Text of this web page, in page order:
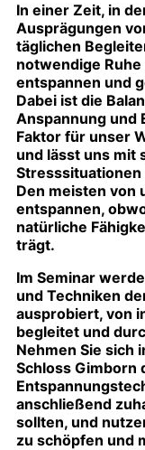
In einer Zeit, in
Ausprägungen
täglichen
notwendige
entspannen und
Dabei ist die
Anspannung und
Faktor für unser
und lässt uns mit
Den meisten von
entspannen,
natürliche
trägt.
Im Seminar
und Techniken
ausprobiert, von
begleitet und
Nehmen Sie sich
Schloss Gimborn
anschließend
sollten, und
zu schöpfen und